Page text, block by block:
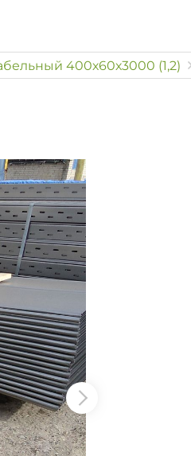
400х60х3000 (1,2)